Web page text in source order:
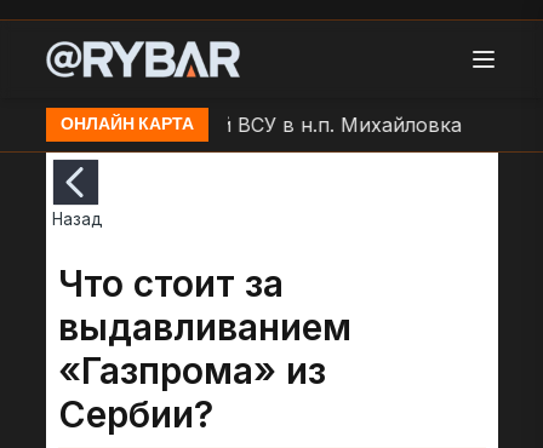
ОНЛАЙН КАРТА
позиций ВСУ в н.п. Михайловка
Назад
Что стоит за
выдавливанием
«Газпрома» из
Сербии?